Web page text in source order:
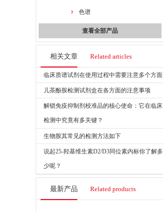
色谱
查看全部产品
相关文章 Related articles
临床质谱试剂在使用过程中需要注意多个方面
儿茶酚胺检测试剂盒在各方面的注意事项
解锁免疫抑制剂校准品的核心使命：它在临床
检测中究竟有多关键？
生物胺其常见的检测方法如下
说起25-羟基维生素D2/D3同位素内标你了解多
少呢？
最新产品 Related products